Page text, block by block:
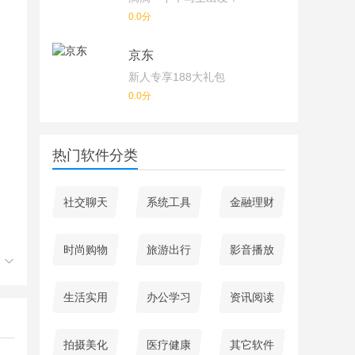
0.0分
京东
新人专享188大礼包
0.0分
热门软件分类
社交聊天 系统工具 金融理财
时尚购物 旅游出行 影音播放
生活实用 办公学习 资讯阅读
拍摄美化 医疗健康 其它软件